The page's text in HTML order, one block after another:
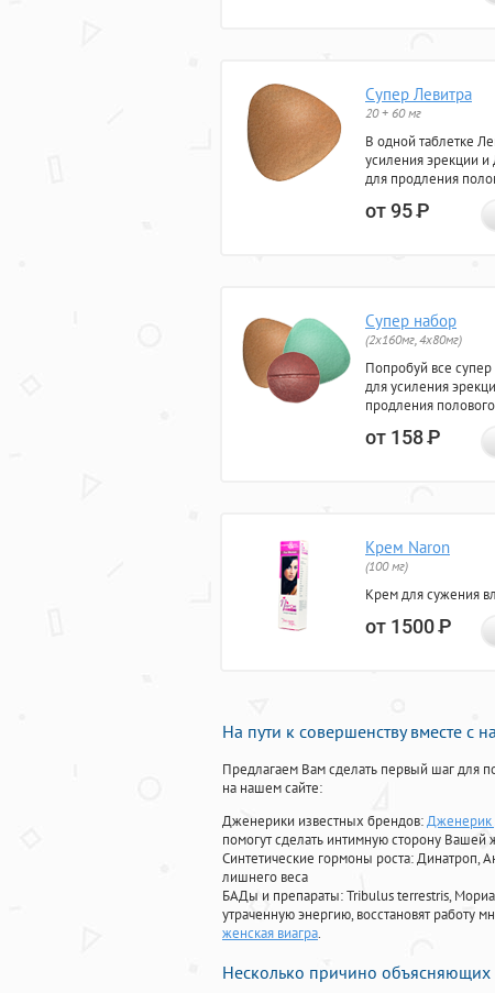
Супер Левитра
20 + 60 мг
В одной таблетке
усиления эрекции и
для продления
от 95Р
Супер набор
(2х160мг, 4х80мг)
Попробуй все
для усиления
продления полового
от 158Р
Крем Naron
(100 мг)
Крем для сужения
от 1500Р
На пути к совершенству вместе с
Предлагаем Вам сделать первый шаг для
на нашем сайте:
Дженерики известных брендов:Дженерик
помогут сделать интимную сторону
Синтетические гормоны роста: Динатроп,
лишнего веса
БАДы и препараты:Tribulus terrestris,
утраченную энергию, восстановят работу
женская виагра.
Несколько причино объясняющих